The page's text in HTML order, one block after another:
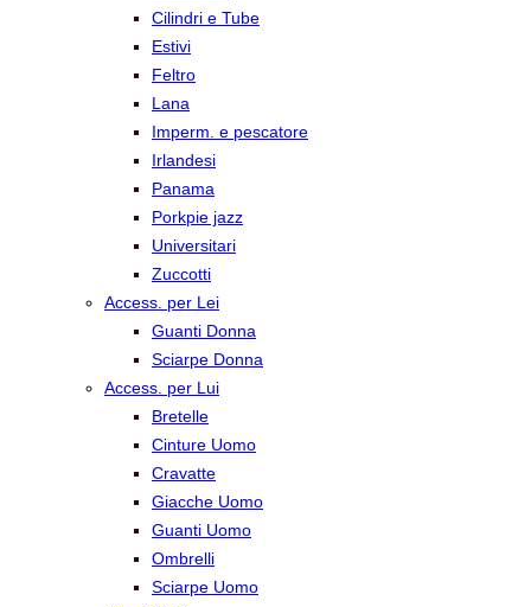
Cilindri e Tube
Estivi
Feltro
Lana
Imperm. e pescatore
Irlandesi
Panama
Porkpie jazz
Universitari
Zuccotti
Access. per Lei
Guanti Donna
Sciarpe Donna
Access. per Lui
Bretelle
Cinture Uomo
Cravatte
Giacche Uomo
Guanti Uomo
Ombrelli
Sciarpe Uomo